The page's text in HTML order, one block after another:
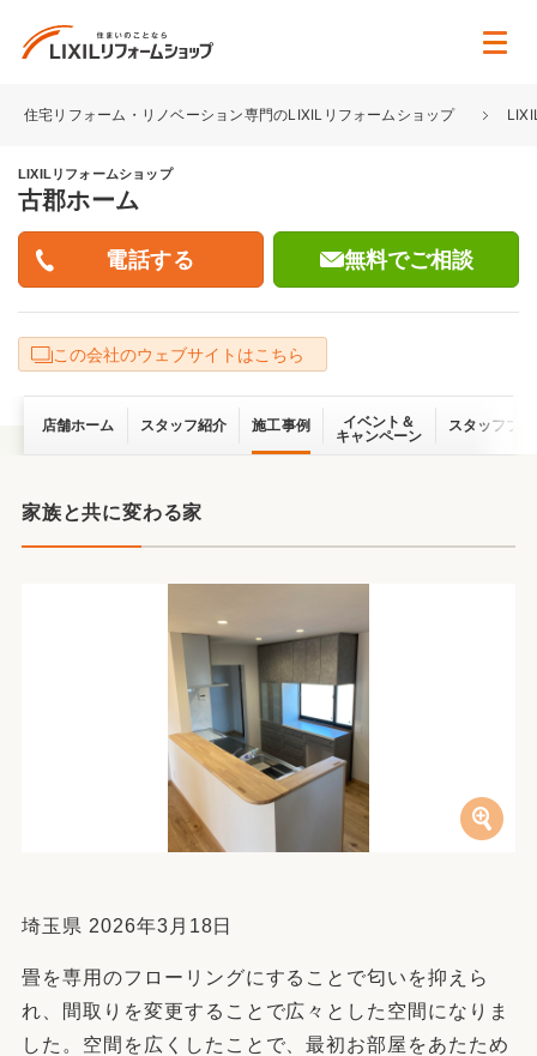
住宅リフォーム・リノベーション専門のLIXILリフォームショップ
LIXILリフォームショップ
古郡ホーム
無料でご相談
この会社のウェブサイトはこちら
店舗ホーム スタッフ紹介 施工事例
イベント＆
キャンペーン
スタッフブ
家族と共に変わる家
埼玉県 2026年3月18日
畳を専用のフローリングにすることで匂いを抑えら
れ、間取りを変更することで広々とした空間になりま
した。空間を広くしたことで、最初お部屋をあたため